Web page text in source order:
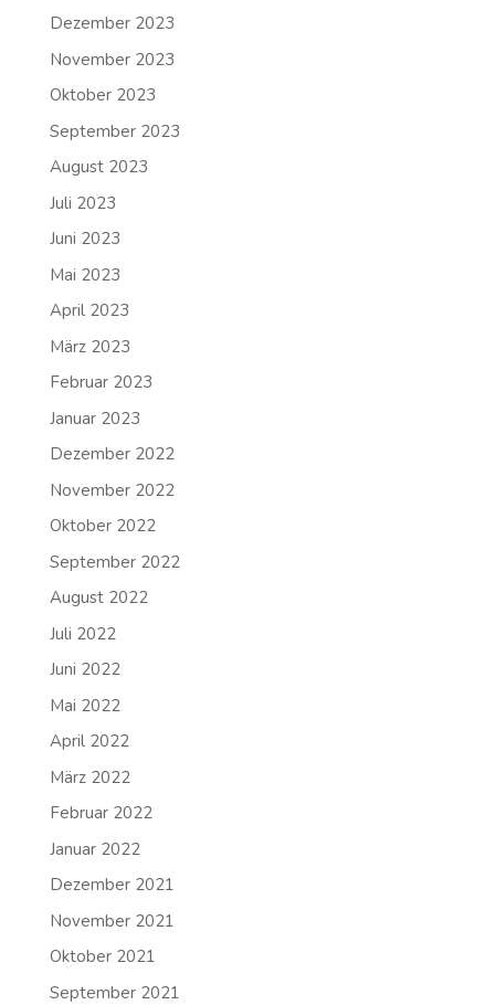
Dezember 2023
November 2023
Oktober 2023
September 2023
August 2023
Juli 2023
Juni 2023
Mai 2023
April 2023
März 2023
Februar 2023
Januar 2023
Dezember 2022
November 2022
Oktober 2022
September 2022
August 2022
Juli 2022
Juni 2022
Mai 2022
April 2022
März 2022
Februar 2022
Januar 2022
Dezember 2021
November 2021
Oktober 2021
September 2021